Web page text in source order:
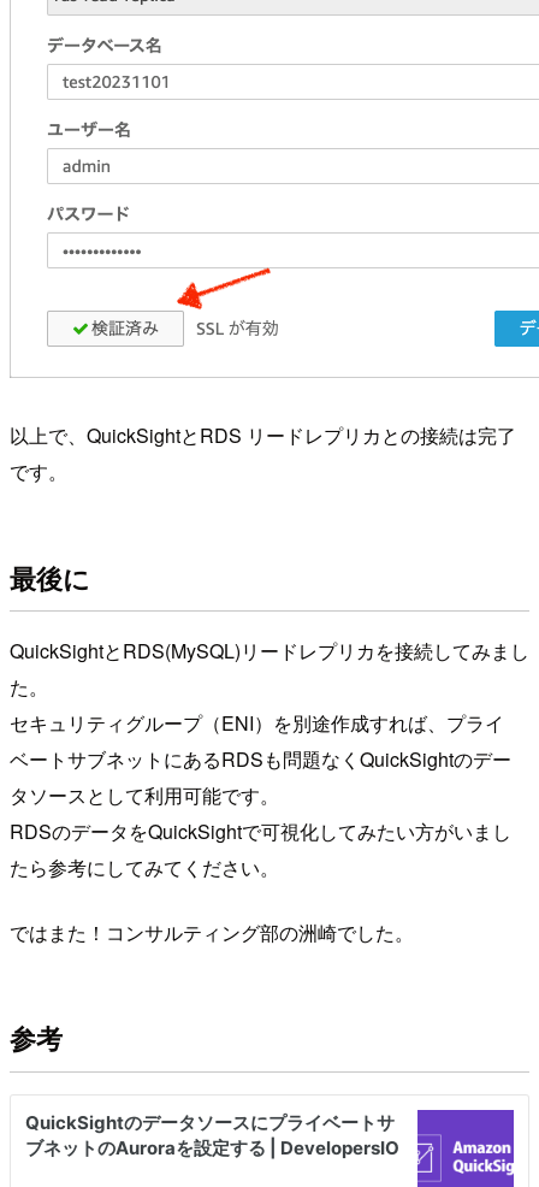
以上で、QuickSightとRDS リードレプリカとの接続は完了
です。
最後に
QuickSightとRDS(MySQL)リードレプリカを接続してみまし
た。
セキュリティグループ（ENI）を別途作成すれば、プライ
ベートサブネットにあるRDSも問題なくQuickSightのデー
タソースとして利用可能です。
RDSのデータをQuickSightで可視化してみたい方がいまし
たら参考にしてみてください。
ではまた！コンサルティング部の洲崎でした。
参考